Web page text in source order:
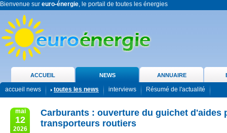
Bienvenue sur euro-énergie, le portail de toutes les énergies
ACCUEIL NEWS ANNUAIRE
accueil news toutes les news interviews Résumé de l'actualité
mai
12
2026
Carburants : ouverture du guichet d'aides
transporteurs routiers